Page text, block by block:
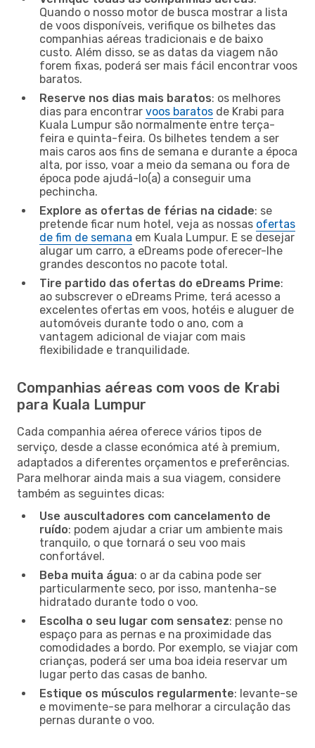
Quando o nosso motor de busca mostrar a lista
de voos disponíveis, verifique os bilhetes das
companhias aéreas tradicionais e de baixo
custo. Além disso, se as datas da viagem não
forem fixas, poderá ser mais fácil encontrar voos
baratos.
Reserve nos dias mais baratos: os melhores
dias para encontrar voos baratos de Krabi para
Kuala Lumpur são normalmente entre terça-
feira e quinta-feira. Os bilhetes tendem a ser
mais caros aos fins de semana e durante a época
alta, por isso, voar a meio da semana ou fora de
época pode ajudá-lo(a) a conseguir uma
pechincha.
Explore as ofertas de férias na cidade: se
pretende ficar num hotel, veja as nossas ofertas
de fim de semana em Kuala Lumpur. E se desejar
alugar um carro, a eDreams pode oferecer-lhe
grandes descontos no pacote total.
Tire partido das ofertas do eDreams Prime:
ao subscrever o eDreams Prime, terá acesso a
excelentes ofertas em voos, hotéis e aluguer de
automóveis durante todo o ano, com a
vantagem adicional de viajar com mais
flexibilidade e tranquilidade.
Companhias aéreas com voos de Krabi
para Kuala Lumpur
Cada companhia aérea oferece vários tipos de
serviço, desde a classe económica até à premium,
adaptados a diferentes orçamentos e preferências.
Para melhorar ainda mais a sua viagem, considere
também as seguintes dicas:
Use auscultadores com cancelamento de
ruído: podem ajudar a criar um ambiente mais
tranquilo, o que tornará o seu voo mais
confortável.
Beba muita água: o ar da cabina pode ser
particularmente seco, por isso, mantenha-se
hidratado durante todo o voo.
Escolha o seu lugar com sensatez: pense no
espaço para as pernas e na proximidade das
comodidades a bordo. Por exemplo, se viajar com
crianças, poderá ser uma boa ideia reservar um
lugar perto das casas de banho.
Estique os músculos regularmente: levante-se
e movimente-se para melhorar a circulação das
pernas durante o voo.